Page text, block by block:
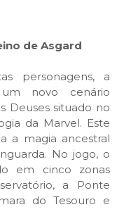
de Asgard
personagens, a
novo cenário
Deuses situado no
da Marvel. Este
a magia ancestral
No jogo, o
em cinco zonas
a Ponte
do Tesouro e